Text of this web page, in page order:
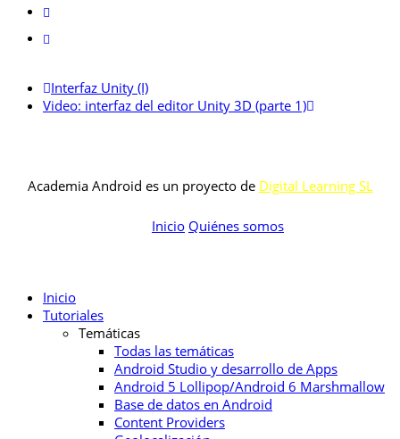
Interfaz Unity (I)
Video: interfaz del editor Unity 3D (parte 1)
Academia Android es un proyecto de Digital Learning SL
Inicio Quiénes somos
Inicio
Tutoriales
Temáticas
Todas las temáticas
Android Studio y desarrollo de Apps
Android 5 Lollipop/Android 6 Marshmallow
Base de datos en Android
Content Providers